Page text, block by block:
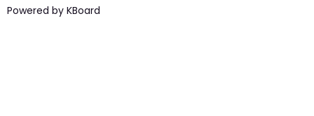
Powered by KBoard